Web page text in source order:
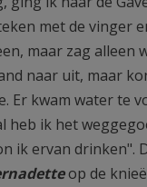
met de vinger
maar zag alleen
naar uit, maar
Er kwam water te
heb ik het
ik ervan drinken".
op de